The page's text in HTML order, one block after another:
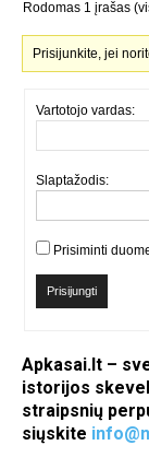
Rodomas 1 įrašas
Prisijunkite, jei
Vartotojo vardas:
Slaptažodis:
Prisiminti
Prisijungti
Apkasai.lt –
istorijos
straipsnių
siųskite